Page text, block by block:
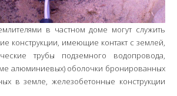
в частном доме могут служить
конструкции, имеющие контакт с землей,
трубы подземного водопровода,
алюминиевых) оболочки бронированных
в земле, железобетонные конструкции